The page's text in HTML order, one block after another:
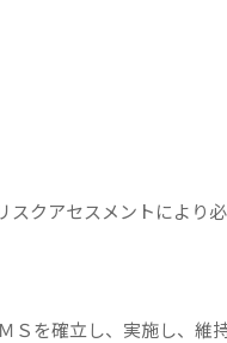
クアセスメントにより
Ｓを確立し、実施し、維